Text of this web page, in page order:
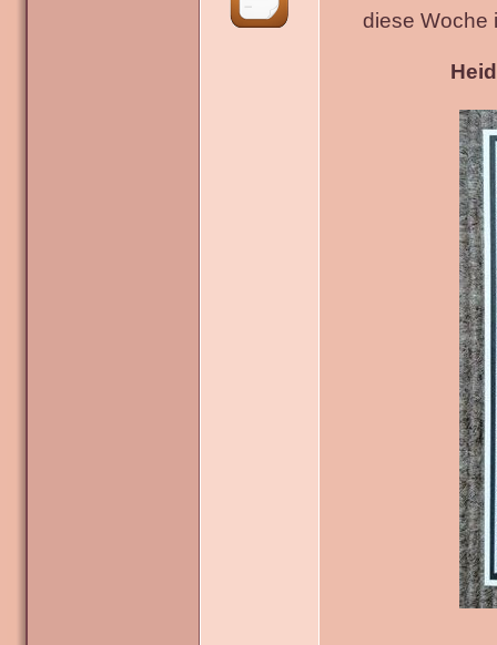
diese Woche